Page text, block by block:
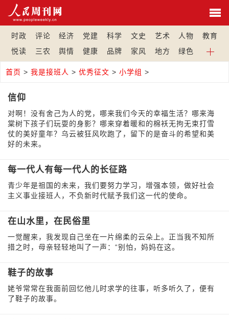
时政 评论 经济 党建 科学 文史 艺术 人物
教育
悦读
三农 舆情 健康 品牌 家风 地方 绿色
首页 > 我是接班人 > 优秀征文 > 小学组 >
信仰
对啊！没有舍己为人的党，哪来我们今天的幸福生活？哪来海
棠树下孩子们玩耍的身影？哪来穿着暖和的棉袄无拘无束打雪
仗的美好童年？乌云被狂风吹跑了，留下的是奋斗的希望和美
好的未来。
每一代人有每一代人的长征路
青少年是祖国的未来，我们要努力学习，增强本领，做好社会
主义事业接班人，不负新时代赋予我们这一代的使命。
在山水里，在民俗里
一觉醒来，我发现自己坐在一片绵柔的云朵上。正当我不知所
措之时，母亲轻轻地叫了一声：“别怕，妈妈在这。
鞋子的故事
姥爷常常在我面前回忆他儿时求学的往事，听多听久了，便有
了鞋子的故事。